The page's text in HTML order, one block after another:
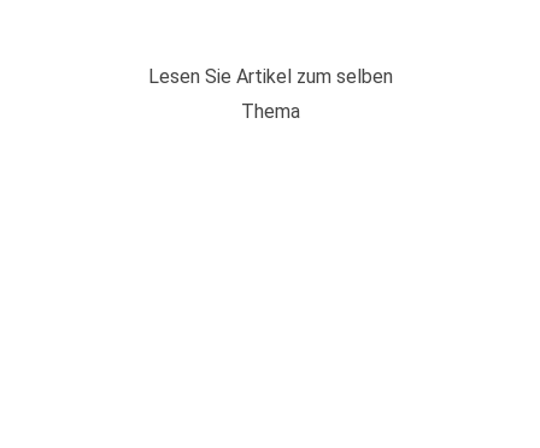
Lesen Sie Artikel zum selben
Thema